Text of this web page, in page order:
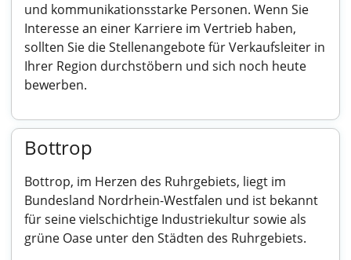
und kommunikationsstarke Personen. Wenn Sie
Interesse an einer Karriere im Vertrieb haben,
sollten Sie die Stellenangebote für Verkaufsleiter in
Ihrer Region durchstöbern und sich noch heute
bewerben.
Bottrop
Bottrop, im Herzen des Ruhrgebiets, liegt im
Bundesland Nordrhein-Westfalen und ist bekannt
für seine vielschichtige Industriekultur sowie als
grüne Oase unter den Städten des Ruhrgebiets.